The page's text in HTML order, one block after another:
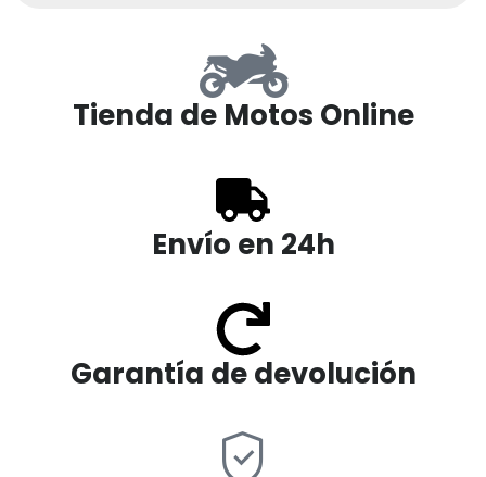
Tienda de Motos Online
Envío en 24h
Garantía de devolución